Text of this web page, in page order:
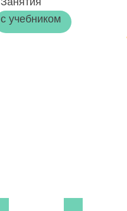
с учебником